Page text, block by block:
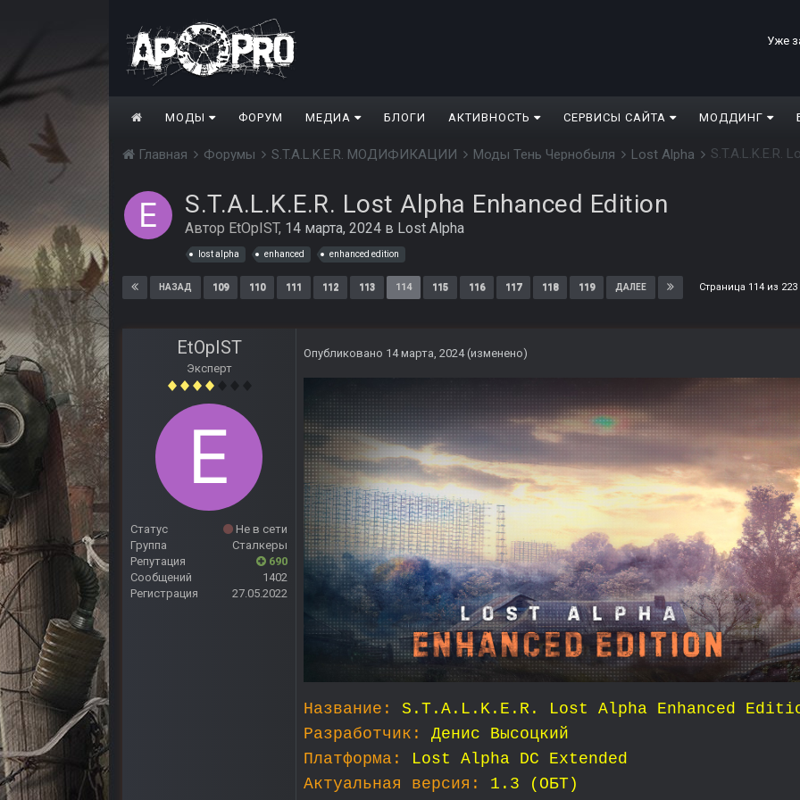
Уже
МОДЫ ФОРУМ МЕДИА БЛОГИ АКТИВНОСТЬ СЕРВИСЫ САЙТА МОДДИНГ
Главная Форумы S.T.A.L.K.E.R. МОДИФИКАЦИИ Моды Тень Чернобыля Lost Alpha S.T.A.L.K.E.R.
S.T.A.L.K.E.R. Lost Alpha Enhanced Edition
Автор EtOpIST, 14 марта, 2024 в Lost Alpha
lost alpha enhanced enhanced edition
НАЗАД 109 110 111 112 113 114 115 116 117 118 119 ДАЛЕЕ Страница 114 из
EtOpIST
Эксперт
Статус
Не в сети
Группа
Сталкеры
Репутация
690
Сообщений
1402
Регистрация
27.05.2022
Опубликовано 14 марта, 2024 (изменено)
Название:
S.T.A.L.K.E.R. Lost Alpha Enhanced
Разработчик:
Денис Высоцкий
Платформа:
Lost Alpha DC Extended
Актуальная версия:
1.3 (ОБТ)